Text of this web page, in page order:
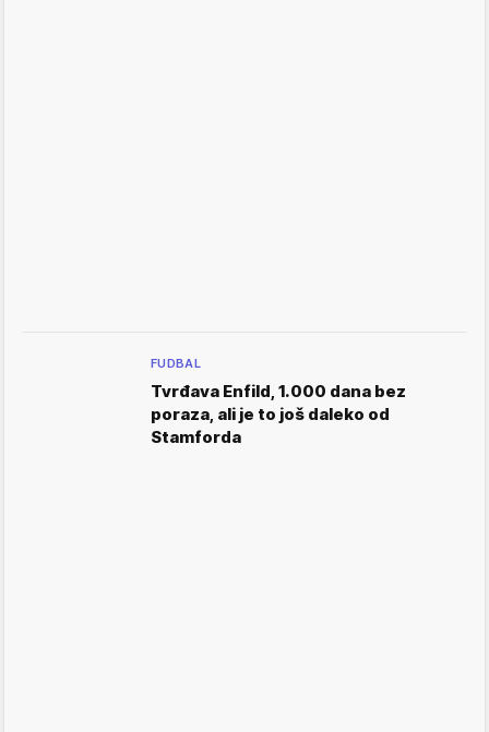
FUDBAL
Tvrđava Enfild, 1.000 dana bez
poraza, ali je to još daleko od
Stamforda